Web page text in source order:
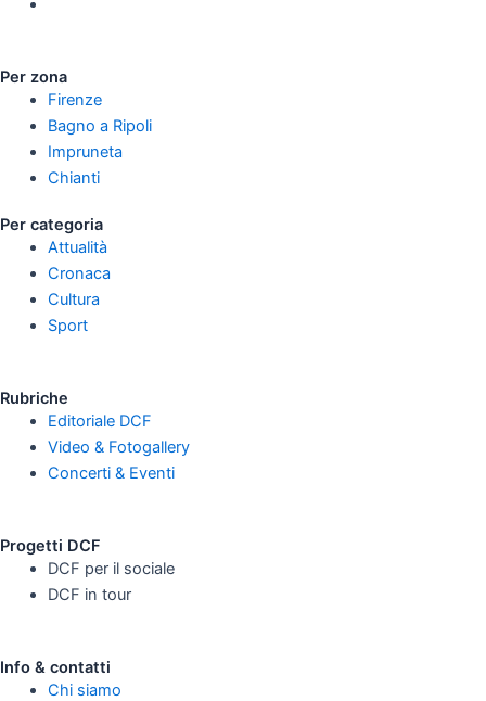
Per zona
Firenze
Bagno a Ripoli
Impruneta
Chianti
Per categoria
Attualità
Cronaca
Cultura
Sport
Rubriche
Editoriale DCF
Video & Fotogallery
Concerti & Eventi
Progetti DCF
DCF per il sociale
DCF in tour
Info & contatti
Chi siamo